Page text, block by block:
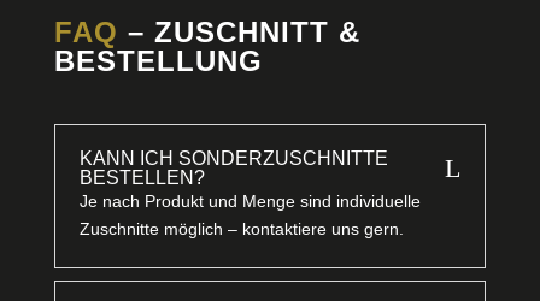
FAQ – ZUSCHNITT &
BESTELLUNG
KANN ICH SONDERZUSCHNITTE
BESTELLEN?
L
Je nach Produkt und Menge sind individuelle
Zuschnitte möglich – kontaktiere uns gern.